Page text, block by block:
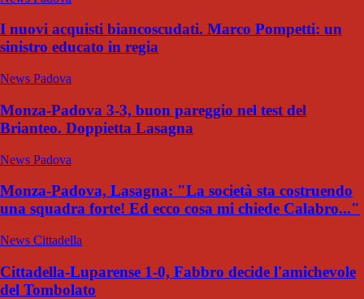
I nuovi acquisti biancoscudati. Marco Pompetti: un
sinistro educato in regia
News Padova
Monza-Padova 3-3, buon pareggio nel test del
Brianteo. Doppietta Lasagna
News Padova
Monza-Padova, Lasagna: "La società sta costruendo
una squadra forte! Ed ecco cosa mi chiede Calabro..."
News Cittadella
Cittadella-Luparense 1-0, Fabbro decide l'amichevole
del Tombolato